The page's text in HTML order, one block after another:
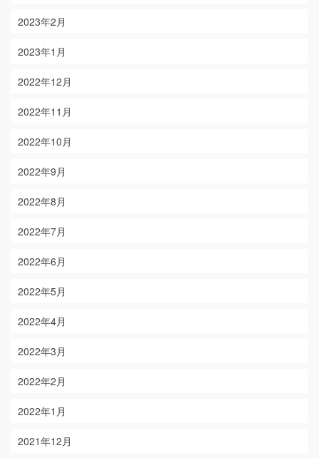
2023年2月
2023年1月
2022年12月
2022年11月
2022年10月
2022年9月
2022年8月
2022年7月
2022年6月
2022年5月
2022年4月
2022年3月
2022年2月
2022年1月
2021年12月